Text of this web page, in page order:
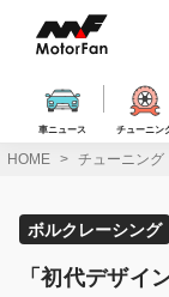
ス
車ニュース チューニン
HOME チューニング
ボルクレーシング
「初代デザイ